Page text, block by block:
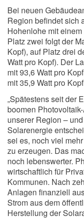
Bei neuen
Region befindet sich
Hohenlohe mit
Platz zwei folgt der
Kopf), auf Platz drei
Watt pro Kopf). Der
mit 93,6 Watt pro
mit 35,9 Watt pro
„Spätestens seit der
boomen
unserer Region –
Solarenergie
sei es, noch viel
zu erzeugen. Das
noch lebenswerter.
wirtschaftlich für
Kommunen. Nach
Anlagen finanziell
Strom aus dem
Herstellung der